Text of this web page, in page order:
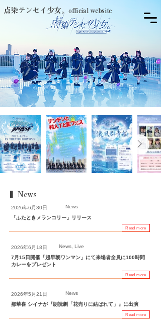
点染テンセイ少女。official website
▍News
2026年6月30日
News
「ふたときメランコリー」リリース
Read more
2026年6月18日
News, Live
7月15日開催「超早朝ワンマン」にて来場者全員に100時間
カレーをプレゼント
Read more
2026年5月21日
News
那華喜 シイナが『朗読劇「花売りに結ばれて」』に出演
Read more